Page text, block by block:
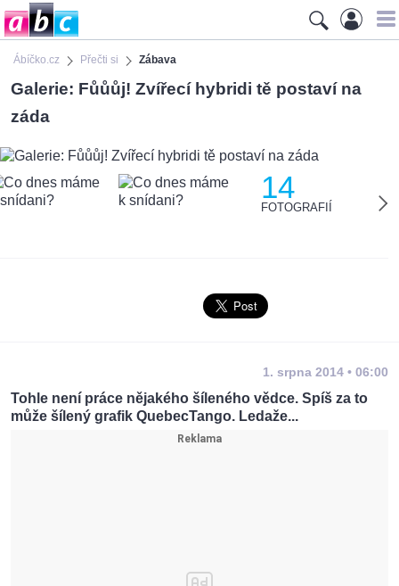
Ábíčko.cz Přečti si Zábava
Galerie: Fůůůj! Zvířecí hybridi tě postaví na
záda
14
FOTOGRAFIÍ
1. srpna 2014 • 06:00
Tohle není práce nějakého šíleného vědce. Spíš za to
může šílený grafik QuebecTango. Ledaže...